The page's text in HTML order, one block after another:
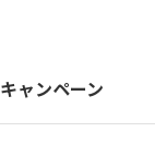
キャンペーン